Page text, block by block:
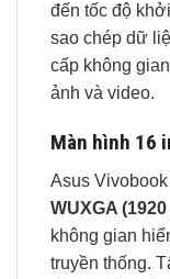
đến tốc độ
sao chép dữ
cấp không
ảnh và video.
Màn hình 16
Asus
WUXGA
không gian
truyền thống.